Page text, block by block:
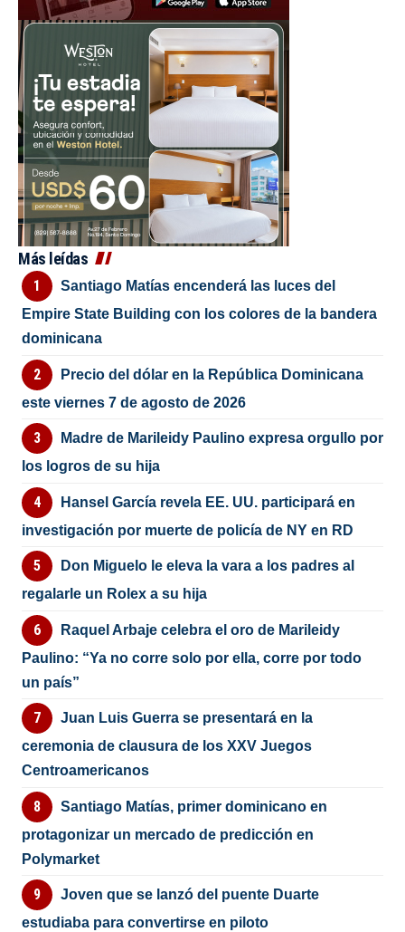
Más leídas
Santiago Matías encenderá las luces del
Empire State Building con los colores de la bandera
dominicana
Precio del dólar en la República Dominicana
este viernes 7 de agosto de 2026
Madre de Marileidy Paulino expresa orgullo por
los logros de su hija
Hansel García revela EE. UU. participará en
investigación por muerte de policía de NY en RD
Don Miguelo le eleva la vara a los padres al
regalarle un Rolex a su hija
Raquel Arbaje celebra el oro de Marileidy
Paulino: “Ya no corre solo por ella, corre por todo
un país”
Juan Luis Guerra se presentará en la
ceremonia de clausura de los XXV Juegos
Centroamericanos
Santiago Matías, primer dominicano en
protagonizar un mercado de predicción en
Polymarket
Joven que se lanzó del puente Duarte
estudiaba para convertirse en piloto